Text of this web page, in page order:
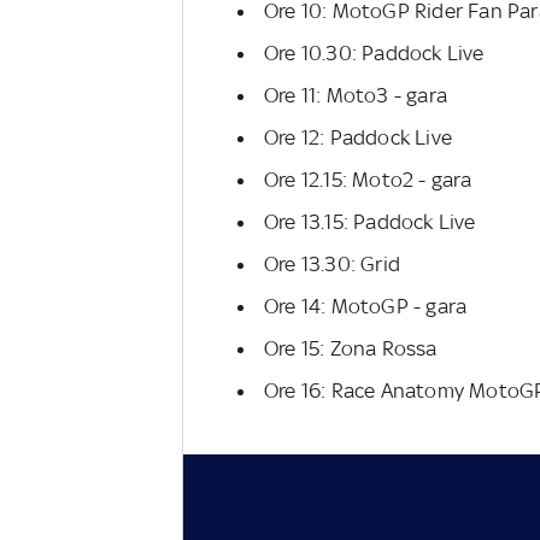
Ore 10: MotoGP Rider Fan
Ore 10.30: Paddock Live
Ore 11: Moto3 - gara
Ore 12: Paddock Live
Ore 12.15: Moto2 - gara
Ore 13.15: Paddock Live
Ore 13.30: Grid
Ore 14: MotoGP - gara
Ore 15: Zona Rossa
Ore 16: Race Anatomy